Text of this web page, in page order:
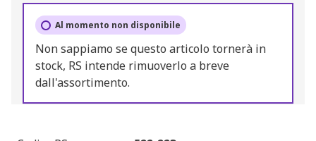
Al momento non disponibile
Non sappiamo se questo articolo tornerà in
stock, RS intende rimuoverlo a breve
dall'assortimento.